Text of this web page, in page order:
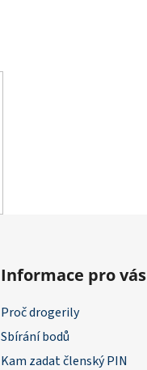
Informace pro vás
Proč drogerily
Sbírání bodů
Kam zadat členský PIN